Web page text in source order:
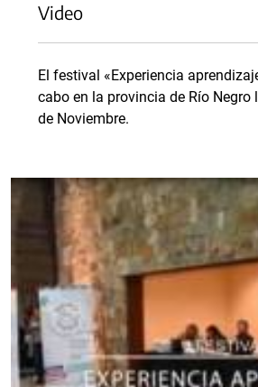
Video
El festival «Experiencia
cabo en la provincia de Río Negro
de Noviembre.